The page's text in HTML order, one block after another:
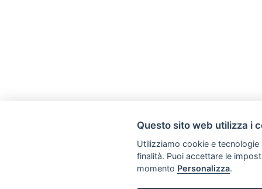
Questo sito web utilizza i
Utilizziamo cookie e
finalità. Puoi accettare le
momento Personalizza.